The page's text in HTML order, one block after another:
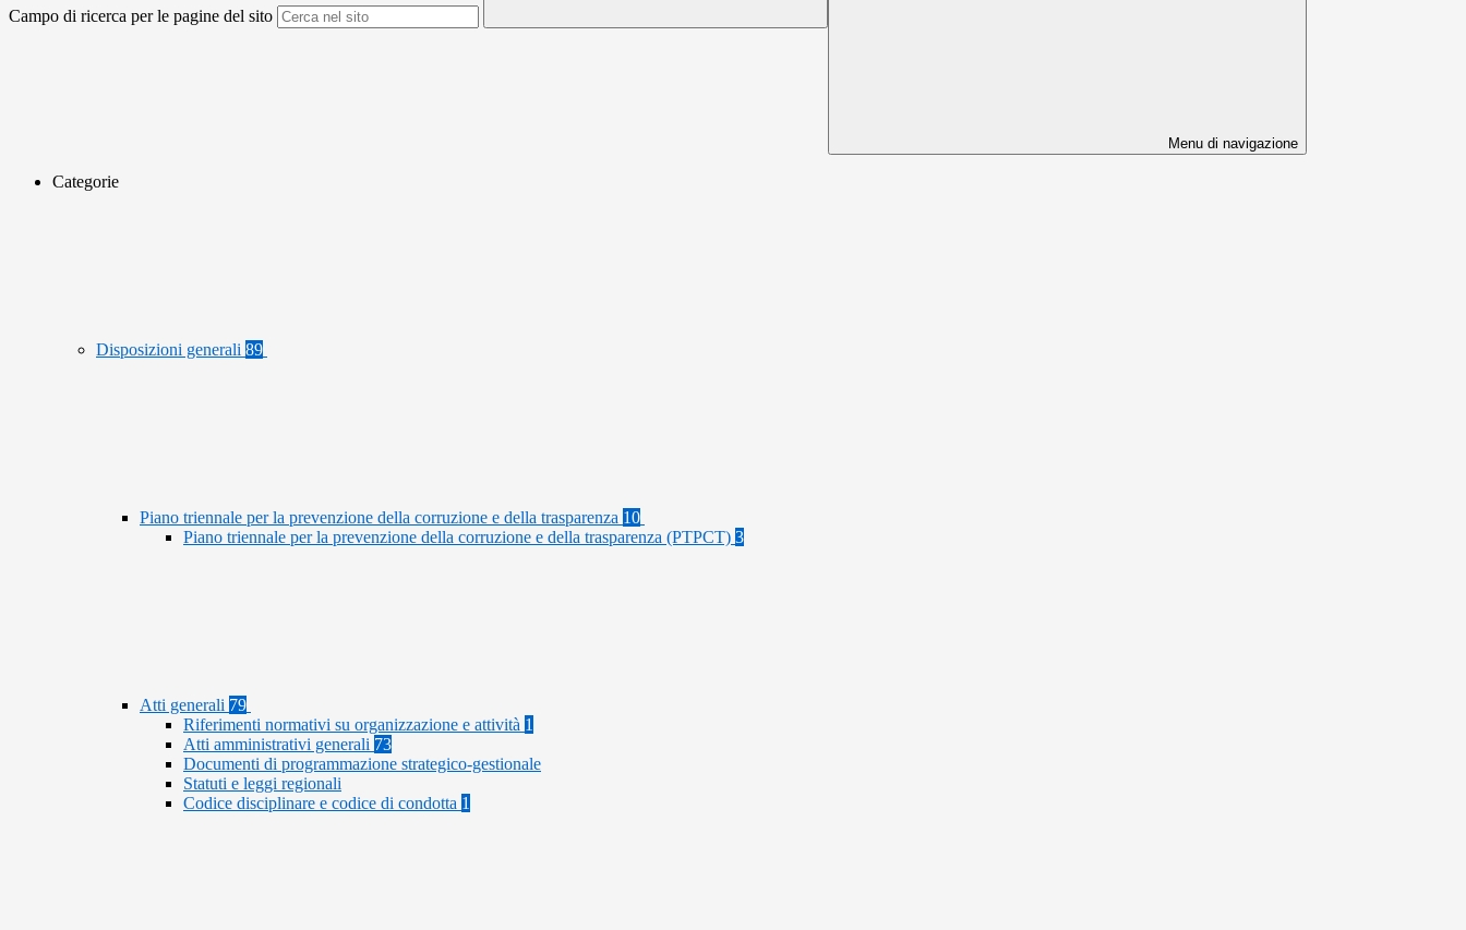
Campo di ricerca per le pagine del sito
Menu di navigazione
Categorie
Disposizioni generali 89
Piano triennale per la prevenzione della corruzione e della trasparenza 10
Piano triennale per la prevenzione della corruzione e della trasparenza (PTPCT) 3
Atti generali 79
Riferimenti normativi su organizzazione e attività 1
Atti amministrativi generali 73
Documenti di programmazione strategico-gestionale
Statuti e leggi regionali
Codice disciplinare e codice di condotta 1